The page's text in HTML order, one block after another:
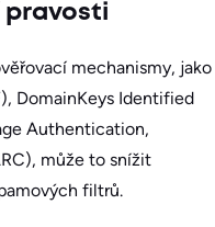
pravosti
mechanismy, jako
DomainKeys Identified
Authentication,
může to snížit
filtrů.